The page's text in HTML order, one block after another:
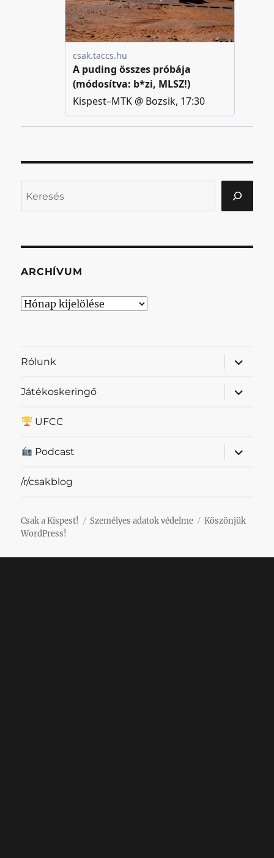
ARCHÍVUM
Archívum
Rólunk
almenü
Játékoskeringő
almenü
UFCC
Podcast
almenü
/r/csakblog
Csak a Kispest! Személyes adatok védelme
Köszönjük
WordPress!